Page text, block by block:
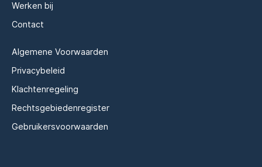
Werken bij
Contact
Algemene Voorwaarden
Privacybeleid
Klachtenregeling
Rechtsgebiedenregister
Gebruikersvoorwaarden